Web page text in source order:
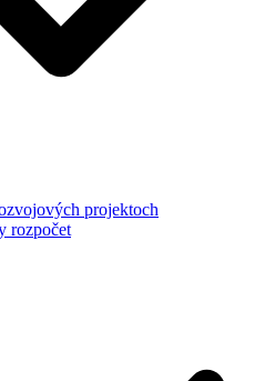
projektoch
rozpočet